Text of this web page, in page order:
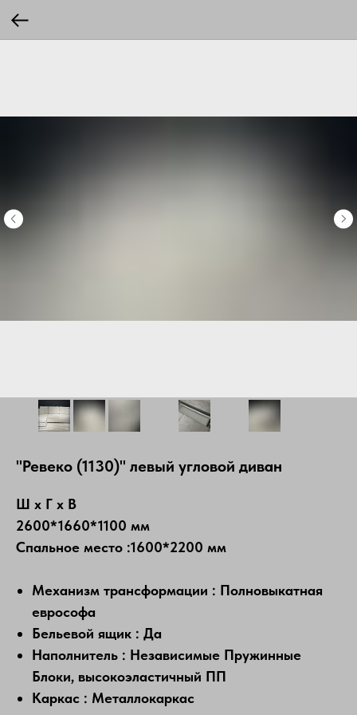
"Ревеко (1130)" левый угловой диван
Ш х Г х В
2600*1660*1100 мм
Спальное место :1600*2200 мм
Механизм трансформации : Полновыкатная
еврософа
Бельевой ящик : Да
Наполнитель : Независимые Пружинные
Блоки, высокоэластичный ПП
Каркас : Металлокаркас